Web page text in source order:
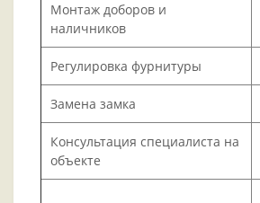
Монтаж доборов и
наличников
Регулировка фурнитуры
Замена замка
Консультация специалиста на
объекте